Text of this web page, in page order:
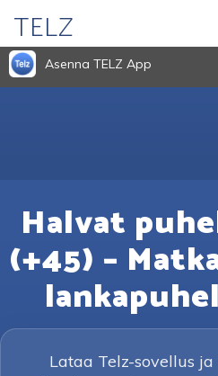
TELZ
Asenna TELZ App
Halvat
(+45) –
Lataa Telz-sovellus